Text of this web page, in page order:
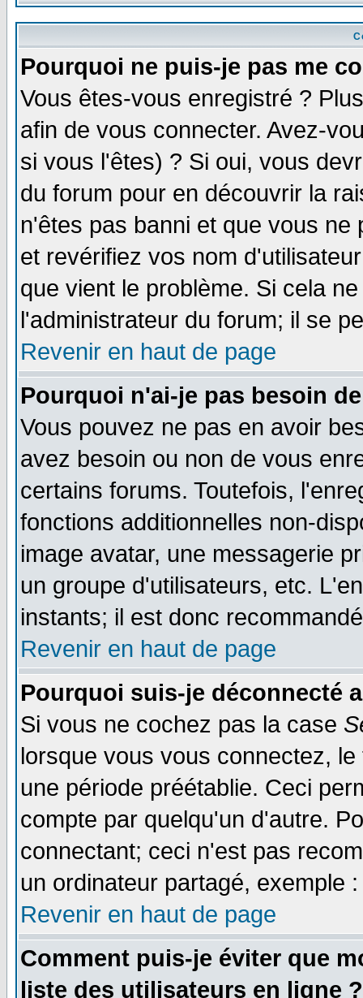
Pourquoi ne puis-je pas me
Vous êtes-vous enregistré ?
afin de vous connecter. Avez-
si vous l'êtes) ? Si oui, vous
du forum pour en découvrir la
n'êtes pas banni et que vous
et revérifiez vos nom
que vient le problème. Si cela
l'administrateur du forum; il se
Revenir en haut de page
Pourquoi n'ai-je pas besoin
Vous pouvez ne pas en avoir
avez besoin ou non de vous
certains forums. Toutefois,
fonctions additionnelles non-
image avatar, une messagerie
un groupe d'utilisateurs, etc.
instants; il est donc
Revenir en haut de page
Pourquoi suis-je déconnecté
Si vous ne cochez pas la case
lorsque vous vous connectez,
une période préétablie. Ceci
compte par quelqu'un d'autre.
connectant; ceci n'est pas
un ordinateur partagé, exemple
Revenir en haut de page
Comment puis-je éviter que
liste des utilisateurs en ligne ?